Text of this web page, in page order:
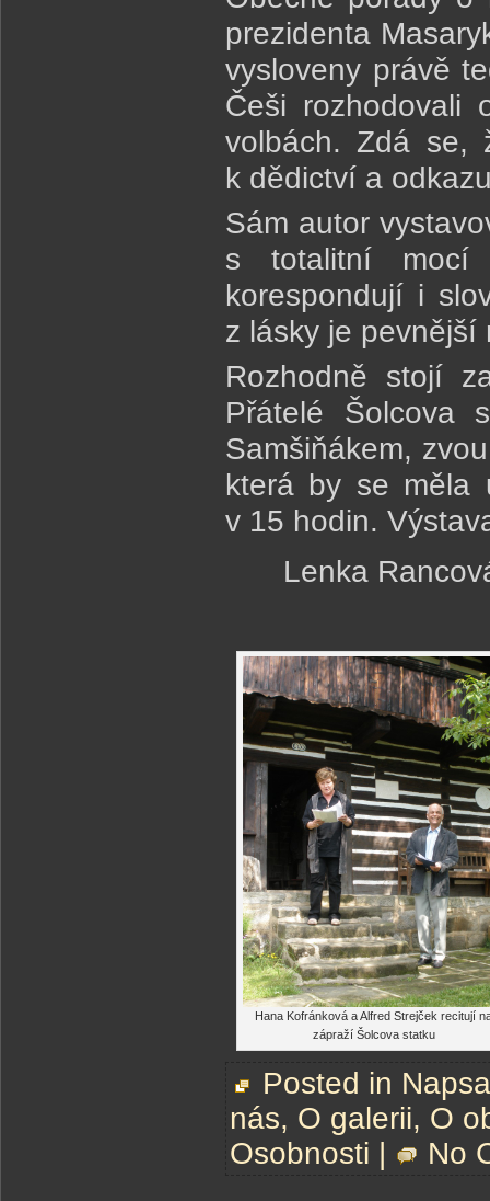
prezidenta
vysloveny právě
Češi rozhodovali
volbách. Zdá se,
k dědictví a
Sám autor
s totalitní mocí
korespondují i
z lásky je pevnější
Rozhodně stojí
Přátelé Šolcova
Samšiňákem,
která by se měla
v 15 hodin.
Lenka
Hana Kofránková a Alfred Strejček recitují
zápraží Šolcova statku
Posted in
nás, O galerii, O
Osobnosti | No